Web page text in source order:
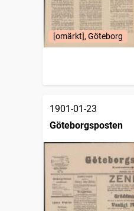
[omärkt], Göteborg
1901-01-23
Göteborgsposten